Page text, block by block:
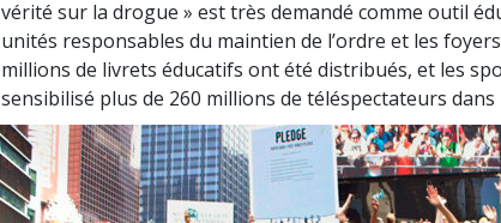
vérité sur la drogue » est très demandé comme outil
unités responsables du maintien de l’ordre et les
millions de livrets éducatifs ont été distribués, et les
sensibilisé plus de 260 millions de téléspectateurs dans